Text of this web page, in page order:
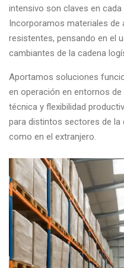
intensivo son claves en
Incorporamos materiales de
resistentes, pensando en el
cambiantes de la cadena
Aportamos soluciones
en operación en entornos
técnica y flexibilidad
para distintos sectores de la
como en el extranjero.